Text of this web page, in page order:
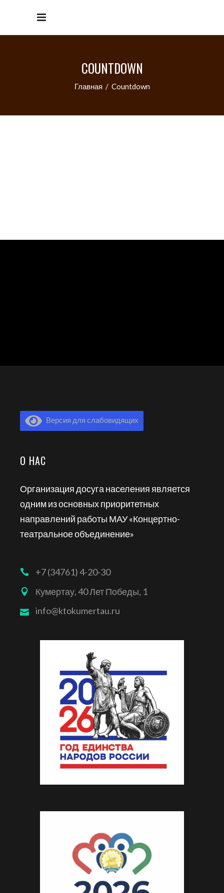
COUNTDOWN
Главная / Countdown
Версия для слабовидящих
О НАС
Организация досуга населения является
одним из основных приоритетных
направлений работы МАУ «Концертно-
театральное объединение»
+7 (34761) 4-20-30
Кумертау, 40 Лет Победы, 1
info@ktokumertau.ru